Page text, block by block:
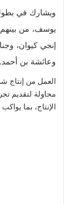
ويشارك في
يوسف، من
إنجي كيوان،
وعائشة بن أحمد.
العمل من إنتاج
محاولة لتقديم
الإنتاج، بما